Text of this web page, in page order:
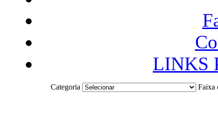
LINKS
Categoria Faixa